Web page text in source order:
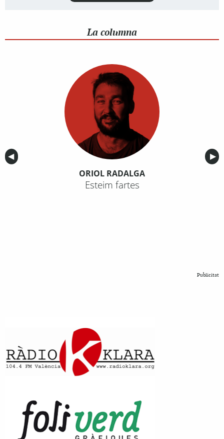
La columna
Anterior
◀︎ ▶︎
ORIOL RADALGA
Esteim fartes
Publicitat